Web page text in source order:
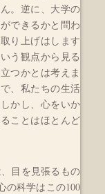
。逆に、大学の
できるかと問わ
り上げはします
う観点から見る
つかとは考えま
、私たちの生活
かし、心をいか
ことはほとんど
目を見張るもの
の科学はこの100